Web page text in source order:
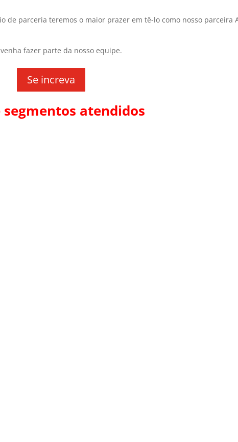
de parceria teremos o maior prazer em tê-lo como nosso parceira
fazer parte da nosso equipe.
Se increva
atendidos